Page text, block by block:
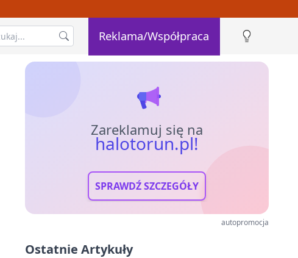
Reklama/Współpraca
Zareklamuj się na
halotorun.pl!
SPRAWDŹ SZCZEGÓŁY
autopromocja
Ostatnie Artykuły